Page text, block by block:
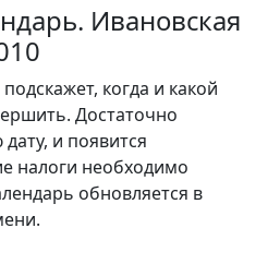
Ивановская
подскажет, когда и какой
Достаточно
и появится
налоги необходимо
обновляется в